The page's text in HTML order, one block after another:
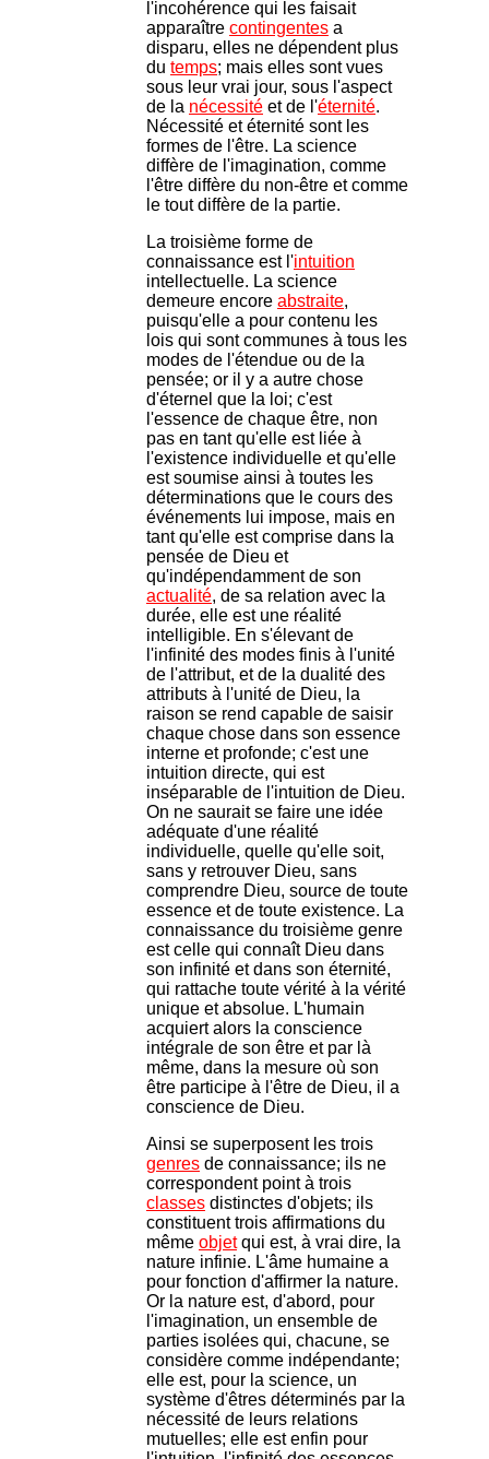
l'incohérence qui les faisait
apparaître contingentes a
disparu, elles ne dépendent plus
du temps; mais elles sont vues
sous leur vrai jour, sous l'aspect
de la nécessité et de l'éternité.
Nécessité et éternité sont les
formes de l'être. La science
diffère de l'imagination, comme
l'être diffère du non-être et comme
le tout diffère de la partie.
La troisième forme de
connaissance est l'intuition
intellectuelle. La science
demeure encore abstraite,
puisqu'elle a pour contenu les
lois qui sont communes à tous les
modes de l'étendue ou de la
pensée; or il y a autre chose
d'éternel que la loi; c'est
l'essence de chaque être, non
pas en tant qu'elle est liée à
l'existence individuelle et qu'elle
est soumise ainsi à toutes les
déterminations que le cours des
événements lui impose, mais en
tant qu'elle est comprise dans la
pensée de Dieu et
qu'indépendamment de son
actualité, de sa relation avec la
durée, elle est une réalité
intelligible. En s'élevant de
l'infinité des modes finis à l'unité
de l'attribut, et de la dualité des
attributs à l'unité de Dieu, la
raison se rend capable de saisir
chaque chose dans son essence
interne et profonde; c'est une
intuition directe, qui est
inséparable de l'intuition de Dieu.
On ne saurait se faire une idée
adéquate d'une réalité
individuelle, quelle qu'elle soit,
sans y retrouver Dieu, sans
comprendre Dieu, source de toute
essence et de toute existence. La
connaissance du troisième genre
est celle qui connaît Dieu dans
son infinité et dans son éternité,
qui rattache toute vérité à la vérité
unique et absolue. L'humain
acquiert alors la conscience
intégrale de son être et par là
même, dans la mesure où son
être participe à l'être de Dieu, il a
conscience de Dieu.
Ainsi se superposent les trois
genres de connaissance; ils ne
correspondent point à trois
classes distinctes d'objets; ils
constituent trois affirmations du
même objetqui est, à vrai dire, la
nature infinie. L'âme humaine a
pour fonction d'affirmer la nature.
Or la nature est, d'abord, pour
l'imagination, un ensemble de
parties isolées qui, chacune, se
considère comme indépendante;
elle est, pour la science, un
système d'êtres déterminés par la
nécessité de leurs relations
mutuelles; elle est enfin pour